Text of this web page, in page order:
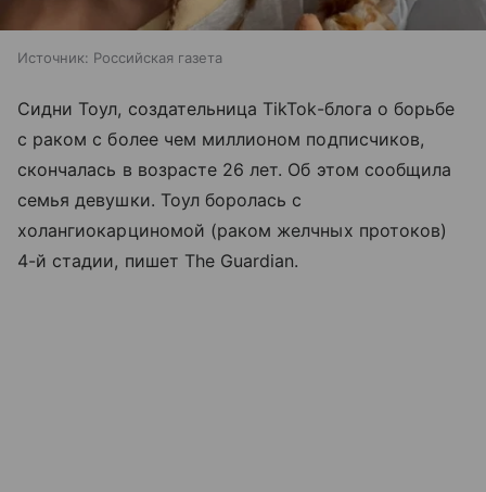
Источник: Российская газета
Сидни Тоул, создательница TikTok-блога о борьбе
с раком с более чем миллионом подписчиков,
скончалась в возрасте 26 лет. Об этом сообщила
семья девушки. Тоул боролась с
холангиокарциномой (раком желчных протоков)
4-й стадии, пишет The Guardian.